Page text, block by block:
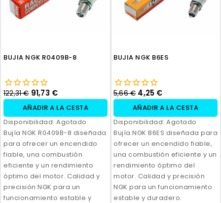
BUJIA NGK R0409B-8
122,31 € 91,73 €
AÑADIR A LA CESTA
Disponibilidad: Agotado
Bujía NGK R0409B-8 diseñada
para ofrecer un encendido
fiable, una combustión
eficiente y un rendimiento
óptimo del motor. Calidad y
precisión NGK para un
funcionamiento estable y
BUJIA NGK B6ES
5,66 € 4,25 €
AÑADIR A LA CESTA
Disponibilidad: Agotado
Bujía NGK B6ES diseñada para
ofrecer un encendido fiable,
una combustión eficiente y un
rendimiento óptimo del
motor. Calidad y precisión
NGK para un funcionamiento
estable y duradero.